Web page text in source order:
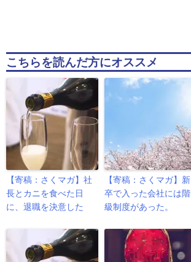
こちらを読んだ方にオススメ
【寄稿：さくマガ】社
長とカニを食べた日
に、退職を決意した
【寄稿：さくマガ】新
卒で入った会社には階
級制度があった。